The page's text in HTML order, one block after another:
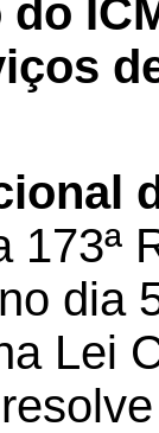
173ª
dia
Lei